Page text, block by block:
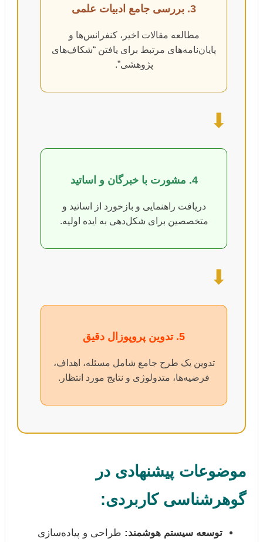
3. بررسی جامع ادبیات علمی
مطالعه مقالات اخیر، کنفرانس‌ها و
پایان‌نامه‌های مرتبط برای یافتن “شکاف‌های
پژوهشی”.
⬇
4. مشورت با خبرگان و اساتید
دریافت راهنمایی و بازخورد از اساتید و
متخصصین برای شکل‌دهی به ایده اولیه.
⬇
5. تدوین پروپوزال دقیق
تدوین یک طرح جامع شامل مسئله، اهداف،
فرضیه‌ها، متدولوژی و نتایج مورد انتظار.
موضوعات پیشنهادی در
گوهرشناسی کاربردی:
توسعه سیستم هوشمند: طراحی و پیاده‌سازی